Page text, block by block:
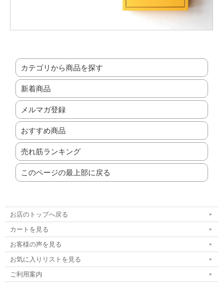
カテゴリから商品を探す
新着商品
メルマガ登録
おすすめ商品
売れ筋ランキング
このページの最上部に戻る
お店のトップへ戻る
カートを見る
お客様の声を見る
お気に入りリストを見る
ご利用案内